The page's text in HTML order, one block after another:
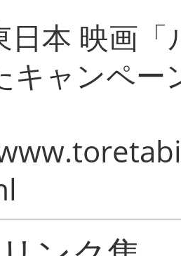
日本 映画
キャンペー